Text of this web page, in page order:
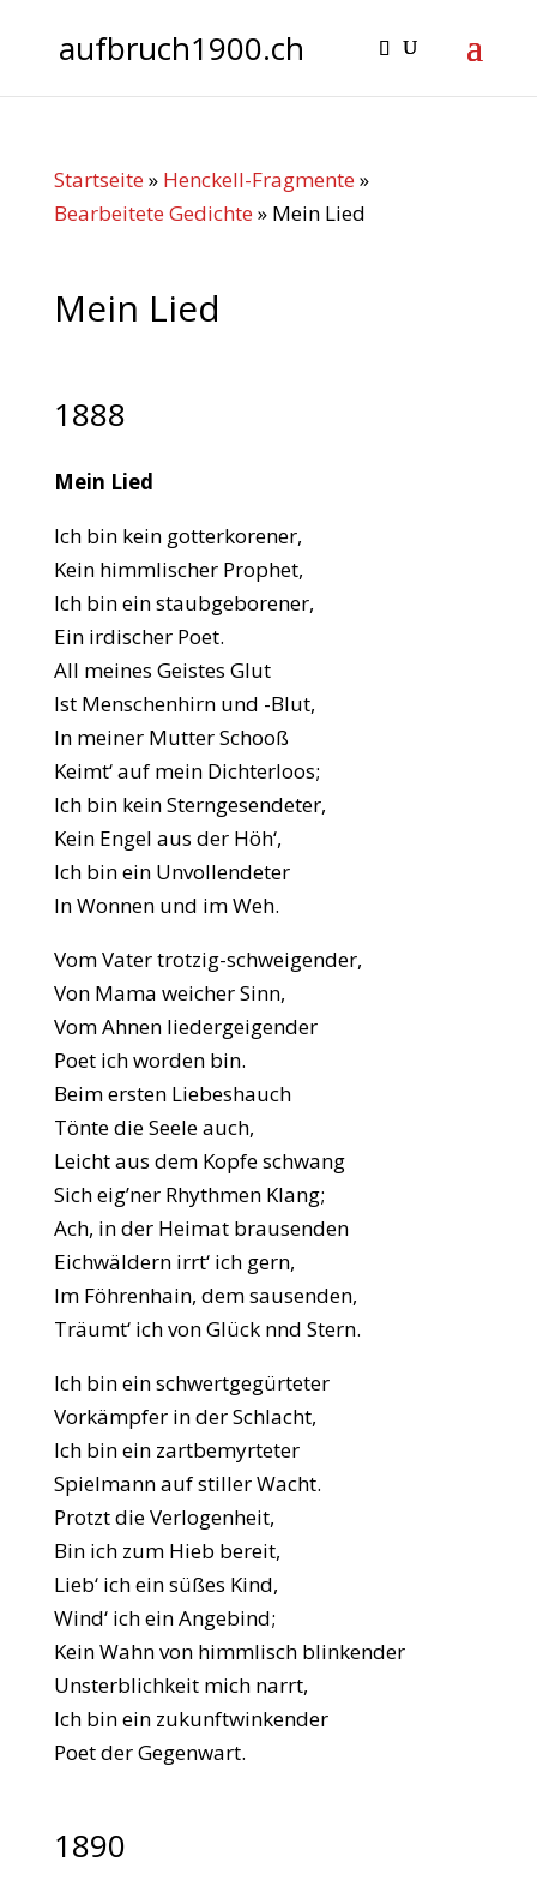
aufbruch1900.ch
Startseite » Henckell-Fragmente »
Bearbeitete Gedichte » Mein Lied
Mein Lied
1888
Mein Lied
Ich bin kein gotterkorener,
Kein himmlischer Prophet,
Ich bin ein staubgeborener,
Ein irdischer Poet.
All meines Geistes Glut
Ist Menschenhirn und -Blut,
In meiner Mutter Schooß
Keimt‘ auf mein Dichterloos;
Ich bin kein Sterngesendeter,
Kein Engel aus der Höh‘,
Ich bin ein Unvollendeter
In Wonnen und im Weh.
Vom Vater trotzig-schweigender,
Von Mama weicher Sinn,
Vom Ahnen liedergeigender
Poet ich worden bin.
Beim ersten Liebeshauch
Tönte die Seele auch,
Leicht aus dem Kopfe schwang
Sich eig’ner Rhythmen Klang;
Ach, in der Heimat brausenden
Eichwäldern irrt‘ ich gern,
Im Föhrenhain, dem sausenden,
Träumt‘ ich von Glück nnd Stern.
Ich bin ein schwertgegürteter
Vorkämpfer in der Schlacht,
Ich bin ein zartbemyrteter
Spielmann auf stiller Wacht.
Protzt die Verlogenheit,
Bin ich zum Hieb bereit,
Lieb‘ ich ein süßes Kind,
Wind‘ ich ein Angebind;
Kein Wahn von himmlisch blinkender
Unsterblichkeit mich narrt,
Ich bin ein zukunftwinkender
Poet der Gegenwart.
1890